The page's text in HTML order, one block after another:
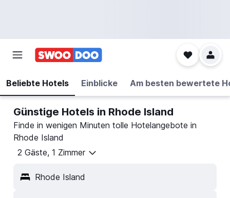
Beliebte Hotels Einblicke Am besten bewertete
Günstige Hotels in Rhode Island
Finde in wenigen Minuten tolle Hotelangebote in
Rhode Island
2 Gäste, 1 Zimmer
Rhode Island